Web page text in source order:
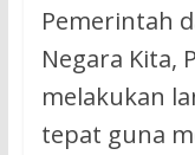
Pemerintah
Negara Kita,
melakukan
tepat guna